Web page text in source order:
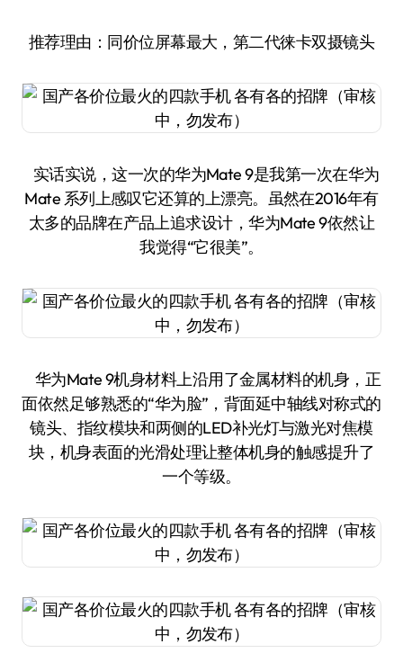
推荐理由：同价位屏幕最大，第二代徕卡双摄镜头
实话实说，这一次的华为Mate 9是我第一次在华为
Mate 系列上感叹它还算的上漂亮。虽然在2016年有
太多的品牌在产品上追求设计，华为Mate 9依然让
我觉得“它很美”。
华为Mate 9机身材料上沿用了金属材料的机身，正
面依然足够熟悉的“华为脸”，背面延中轴线对称式的
镜头、指纹模块和两侧的LED补光灯与激光对焦模
块，机身表面的光滑处理让整体机身的触感提升了
一个等级。